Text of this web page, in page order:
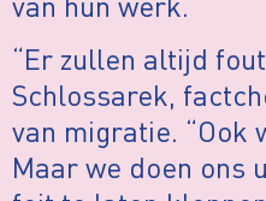
“Er zullen altijd
Schlossarek,
van migratie. “Ook
Maar we doen ons